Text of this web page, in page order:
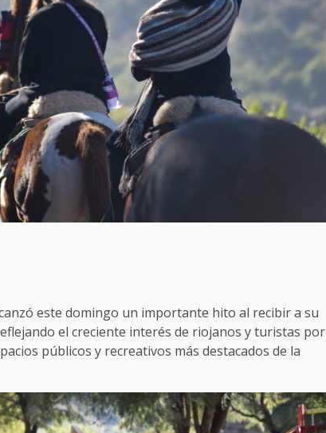
este domingo un importante hito al recibir a su
el creciente interés de riojanos y turistas por
públicos y recreativos más destacados de la